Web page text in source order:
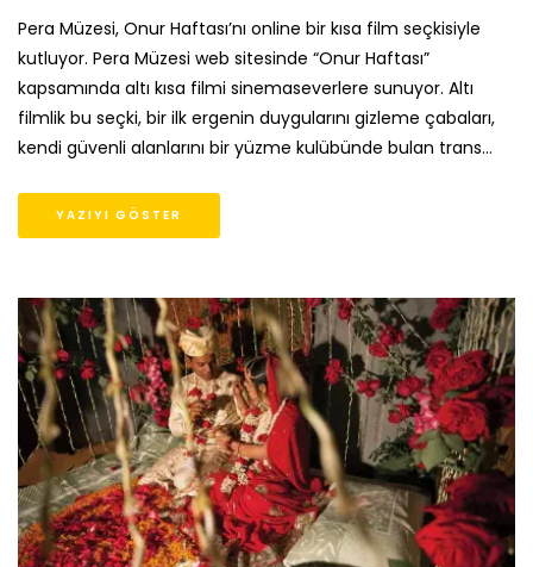
Pera Müzesi, Onur Haftası’nı online bir kısa film seçkisiyle
kutluyor. Pera Müzesi web sitesinde “Onur Haftası”
kapsamında altı kısa filmi sinemaseverlere sunuyor. Altı
filmlik bu seçki, bir ilk ergenin duygularını gizleme çabaları,
kendi güvenli alanlarını bir yüzme kulübünde bulan trans…
YAZIYI GÖSTER